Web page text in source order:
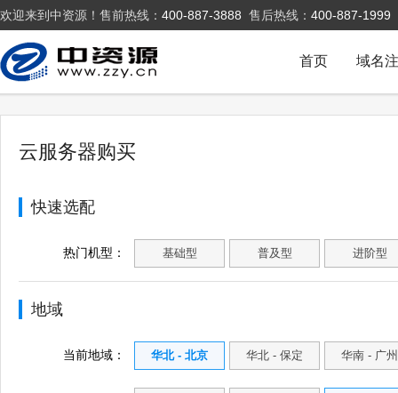
欢迎来到中资源！售前热线： 400-887-3888 售后热线： 400-887-1999
域名
首页
云服务器购买
快速选配
热门机型： 基础型 普及型 进阶型
地域
当前地域： 华北 - 北京 华北 - 保定 华南 - 广州